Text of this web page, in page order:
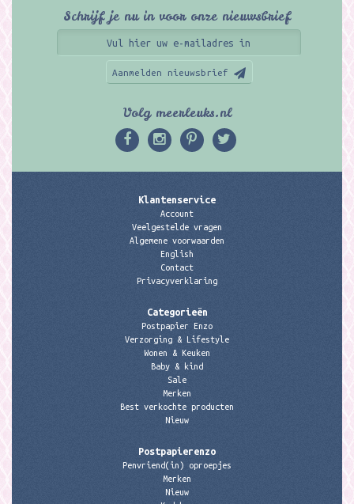
Schrijf je nu in voor onze nieuwsbrief
Aanmelden nieuwsbrief
Volg meerleuks.nl
Klantenservice
Account
Veelgestelde vragen
Algemene voorwaarden
English
Contact
Privacyverklaring
Categorieën
Postpapier Enzo
Verzorging & Lifestyle
Wonen & Keuken
Baby & kind
Sale
Merken
Best verkochte producten
Nieuw
Postpapierenzo
Penvriend(in) oproepjes
Merken
Nieuw